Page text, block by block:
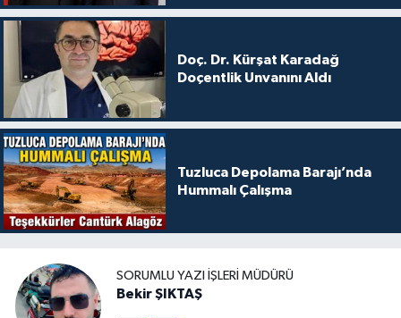
Doç. Dr. Kürşat Karadağ
Doçentlik Unvanını Aldı
Tuzluca Depolama Barajı’nda
Hummalı Çalışma
SORUMLU YAZI İŞLERI MÜDÜRÜ
Bekir ŞIKTAŞ